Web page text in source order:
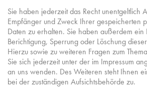
Sie haben jederzeit das Recht unentgeltlich
Empfänger und Zweck Ihrer gespeicherten
Daten zu erhalten. Sie haben außerdem ein
Berichtigung, Sperrung oder Löschung
Hierzu sowie zu weiteren Fragen zum
Sie sich jederzeit unter der im Impressum
an uns wenden. Des Weiteren steht Ihnen
bei der zuständigen Aufsichtsbehörde zu.